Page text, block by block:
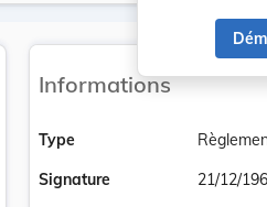
Informations
Type
Signature
21/12/